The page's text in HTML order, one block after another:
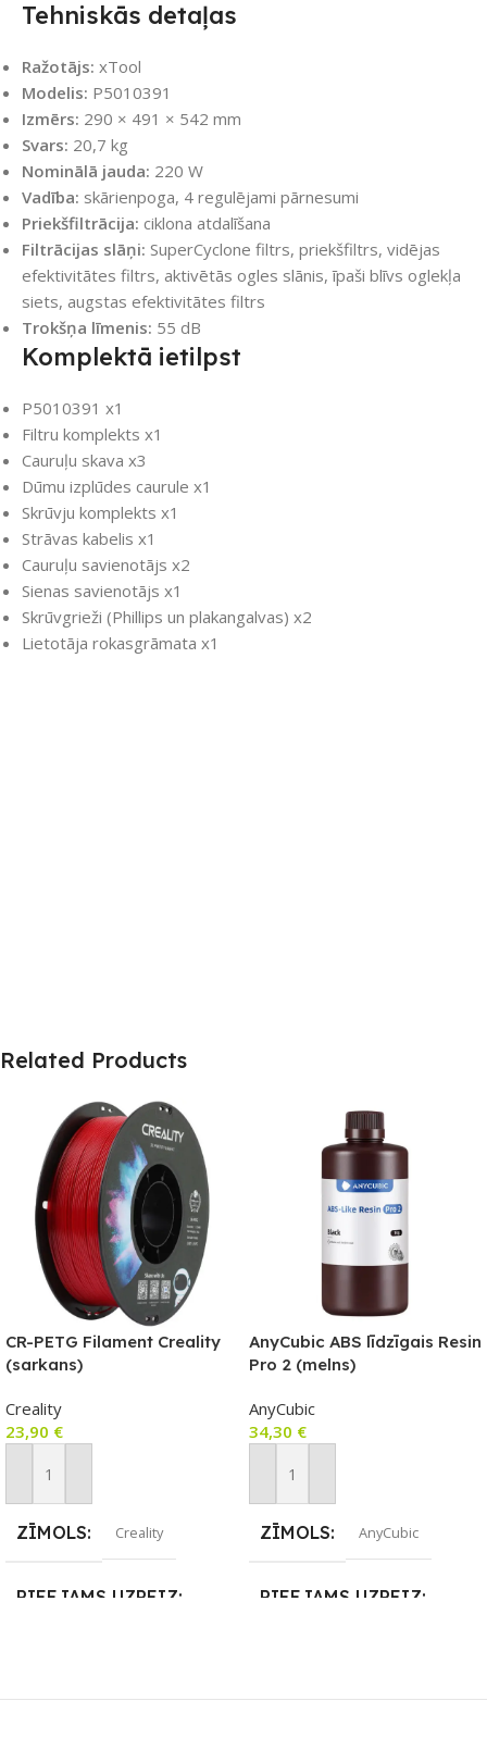
Tehniskās detaļas
Ražotājs: xTool
Modelis: P5010391
Izmērs: 290 × 491 × 542 mm
Svars: 20,7 kg
Nominālā jauda: 220 W
Vadība: skārienpoga, 4 regulējami pārnesumi
Priekšfiltrācija: ciklona atdalīšana
Filtrācijas slāņi: SuperCyclone filtrs, priekšfiltrs, vidējas
efektivitātes filtrs, aktivētās ogles slānis, īpaši blīvs oglekļa
siets, augstas efektivitātes filtrs
Trokšņa līmenis: 55 dB
Komplektā ietilpst
P5010391 x1
Filtru komplekts x1
Cauruļu skava x3
Dūmu izplūdes caurule x1
Skrūvju komplekts x1
Strāvas kabelis x1
Cauruļu savienotājs x2
Sienas savienotājs x1
Skrūvgrieži (Phillips un plakangalvas) x2
Lietotāja rokasgrāmata x1
Related Products
CR-PETG Filament Creality
(sarkans)
Creality
23,90 €
Pievienot Grozam
ZĪMOLS Creality
PIEEJAMS UZREIZ
AnyCubic ABS līdzīgais Resin
Pro 2 (melns)
AnyCubic
34,30 €
Pievienot Grozam
ZĪMOLS AnyCubic
PIEEJAMS UZREIZ